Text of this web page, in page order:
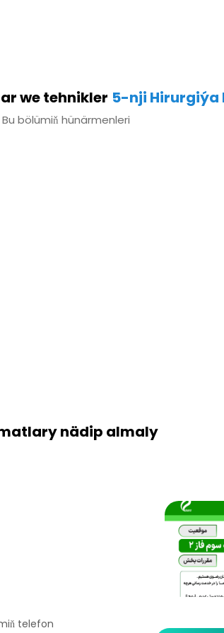
we tehnikler 5-nji Hirurgiýa
Bu bölümiň hünärmenleri
nädip almaly
telefon